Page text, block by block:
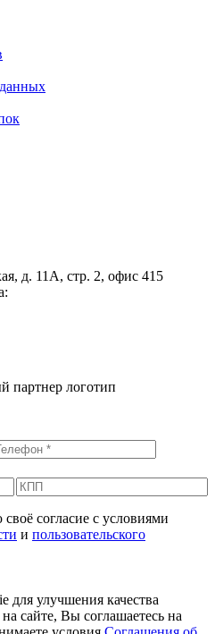
д. 11А, стр. 2, офис 415
согласие с условиями
и пользовательского
для улучшения качества
сайте, Вы соглашаетесь на